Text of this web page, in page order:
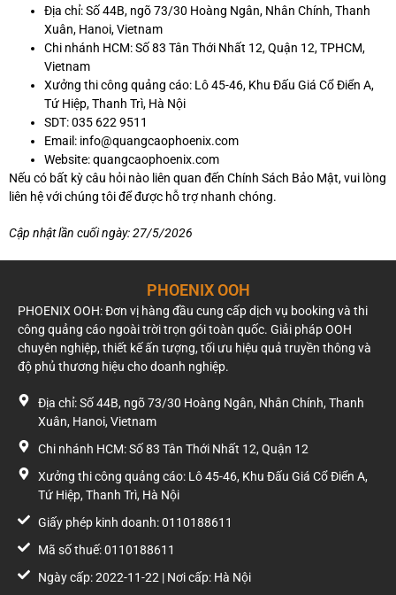
Địa chỉ: Số 44B, ngõ 73/30 Hoàng Ngân, Nhân Chính, Thanh
Xuân, Hanoi, Vietnam
Chi nhánh HCM: Số 83 Tân Thới Nhất 12, Quận 12, TPHCM,
Vietnam
Xưởng thi công quảng cáo: Lô 45-46, Khu Đấu Giá Cổ Điển A,
Tứ Hiệp, Thanh Trì, Hà Nội
SDT: 035 622 9511
Email: info@quangcaophoenix.com
Website: quangcaophoenix.com
Nếu có bất kỳ câu hỏi nào liên quan đến Chính Sách Bảo Mật, vui lòng
liên hệ với chúng tôi để được hỗ trợ nhanh chóng.
Cập nhật lần cuối ngày: 27/5/2026
PHOENIX OOH
PHOENIX OOH: Đơn vị hàng đầu cung cấp dịch vụ booking và thi
công quảng cáo ngoài trời trọn gói toàn quốc. Giải pháp OOH
chuyên nghiệp, thiết kế ấn tượng, tối ưu hiệu quả truyền thông và
độ phủ thương hiệu cho doanh nghiệp.
Địa chỉ: Số 44B, ngõ 73/30 Hoàng Ngân, Nhân Chính, Thanh
Xuân, Hanoi, Vietnam
Chi nhánh HCM: Số 83 Tân Thới Nhất 12, Quận 12
Xưởng thi công quảng cáo: Lô 45-46, Khu Đấu Giá Cổ Điển A,
Tứ Hiệp, Thanh Trì, Hà Nội
Giấy phép kinh doanh: 0110188611
Mã số thuế: 0110188611
Ngày cấp: 2022-11-22 | Nơi cấp: Hà Nội